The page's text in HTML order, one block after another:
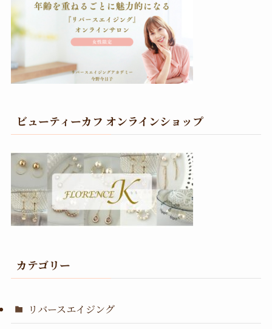
ビューティーカフ オンラインショップ
カテゴリー
リバースエイジング